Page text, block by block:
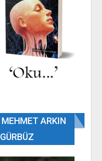
MEHMET ARKIN
GÜRBÜZ